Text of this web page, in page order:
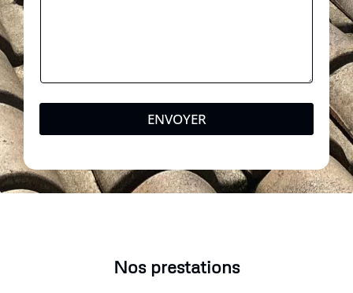
ENVOYER
Nos prestations